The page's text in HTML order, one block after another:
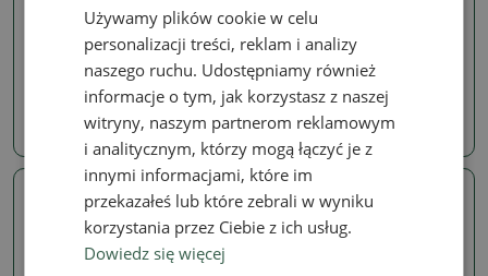
Miska ceramiczna H15 -25
x 15 x 1 cm
PODSTAWKĄ
Miska ceramiczna H38 -12
x 11 x 1 cm
1400b-H38p
8.88 zł
Prawdziwe zdjęcie Prawdziwe zdjęcie
Używamy plików cookie w celu
personalizacji treści, reklam i analizy
naszego ruchu. Udostępniamy również
informacje o tym, jak korzystasz z naszej
witryny, naszym partnerom reklamowym
i analitycznym, którzy mogą łączyć je z
innymi informacjami, które im
przekazałeś lub które zebrali w wyniku
korzystania przez Ciebie z ich usług.
Dowiedz się więcej